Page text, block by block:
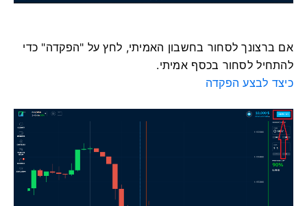
אם ברצונך לסחור בחשבון האמיתי, לחץ על "הפקדה" כדי
להתחיל לסחור בכסף אמיתי.
כיצד לבצע הפקדה